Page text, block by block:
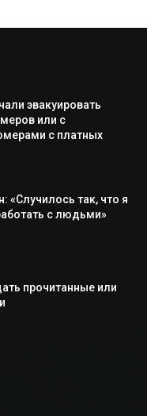
эвакуировать
или с
с платных
«Случилось так, что я
с людьми»
прочитанные или